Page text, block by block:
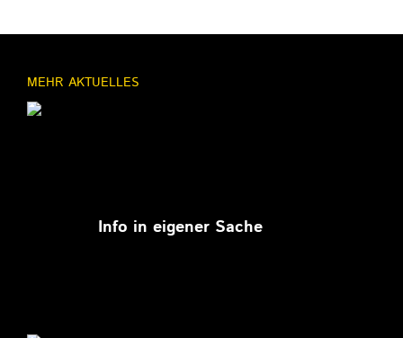
MEHR AKTUELLES
Info in eigener Sache